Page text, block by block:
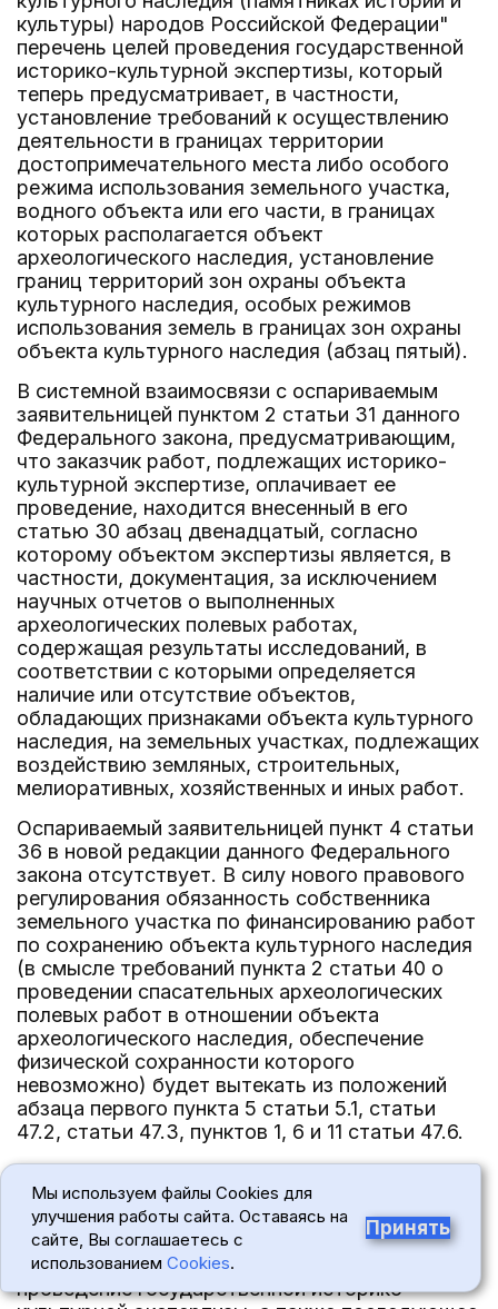
культуры) народов Российской Федерации"
перечень целей проведения государственной
историко-культурной экспертизы, который
теперь предусматривает, в частности,
установление требований к осуществлению
деятельности в границах территории
достопримечательного места либо особого
режима использования земельного участка,
водного объекта или его части, в границах
которых располагается объект
археологического наследия, установление
границ территорий зон охраны объекта
культурного наследия, особых режимов
использования земель в границах зон охраны
объекта культурного наследия (абзац пятый).
В системной взаимосвязи с оспариваемым
заявительницей пунктом 2 статьи 31 данного
Федерального закона, предусматривающим,
что заказчик работ, подлежащих историко-
культурной экспертизе, оплачивает ее
проведение, находится внесенный в его
статью 30 абзац двенадцатый, согласно
которому объектом экспертизы является, в
частности, документация, за исключением
научных отчетов о выполненных
археологических полевых работах,
содержащая результаты исследований, в
соответствии с которыми определяется
наличие или отсутствие объектов,
обладающих признаками объекта культурного
наследия, на земельных участках, подлежащих
воздействию земляных, строительных,
мелиоративных, хозяйственных и иных работ.
Оспариваемый заявительницей пункт 4 статьи
36 в новой редакции данного Федерального
закона отсутствует. В силу нового правового
регулирования обязанность собственника
земельного участка по финансированию работ
по сохранению объекта культурного наследия
(в смысле требований пункта 2 статьи 40 о
проведении спасательных археологических
полевых работ в отношении объекта
археологического наследия, обеспечение
физической сохранности которого
невозможно) будет вытекать из положений
абзаца первого пункта 5 статьи 5.1, статьи
47.2, статьи 47.3, пунктов 1, 6 и 11 статьи 47.6.
Таким образом, федеральный законодатель
сохранил прежний подход к обязанности
собственника земельного участка, в границах
которого расположен объект
археологического наследия, оплатить
проведение государственной историко-
Мы используем файлы Cookies для
улучшения работы сайта. Оставаясь на
сайте, Вы соглашаетесь с
использованием Cookies.
Принять